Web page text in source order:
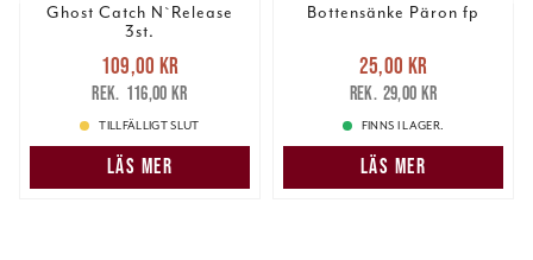
Ghost Catch N`Release
3st.
Nuvarande pris
109,00 krTidigare pris
116,00 kr
109,00 kr
116,00 kr
TILLFÄLLIGT SLUT
LÄS MER
Bottensänke Päron fp
Nuvarande pris
25,00 krTidigare pris
29,00 kr
25,00 kr
29,00 kr
FINNS I LAGER.
LÄS MER